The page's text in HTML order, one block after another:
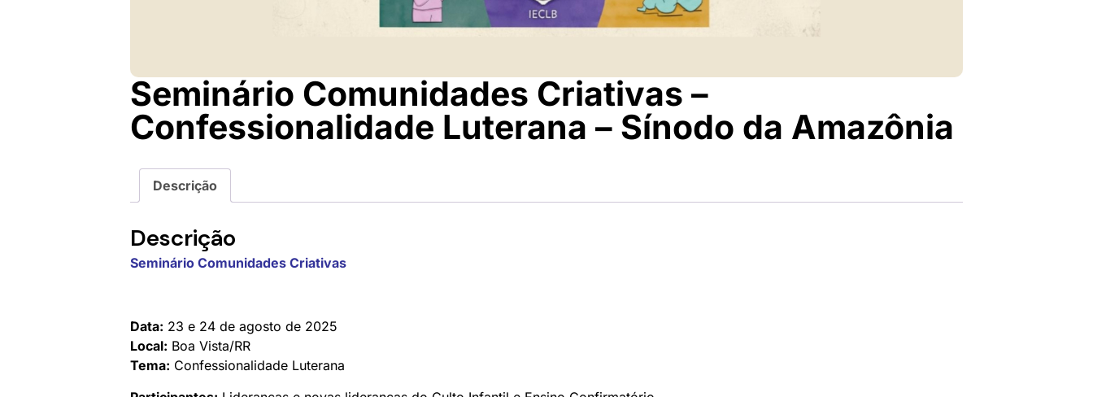
Seminário Comunidades Criativas –
Confessionalidade Luterana – Sínodo da Amazônia
Descrição
Descrição
Seminário Comunidades Criativas
Data: 23 e 24 de agosto de 2025
Local: Boa Vista/RR
Tema: Confessionalidade Luterana